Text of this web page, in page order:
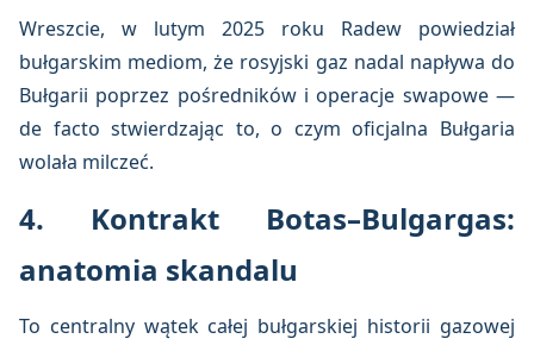
Wreszcie, w lutym 2025 roku Radew powiedział
bułgarskim mediom, że rosyjski gaz nadal napływa do
Bułgarii poprzez pośredników i operacje swapowe —
de facto stwierdzając to, o czym oficjalna Bułgaria
wolała milczeć.
4. Kontrakt Botas–Bulgargas:
anatomia skandalu
To centralny wątek całej bułgarskiej historii gazowej